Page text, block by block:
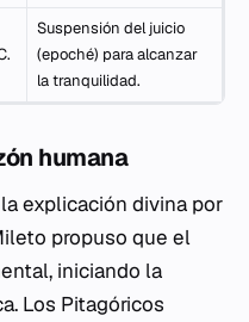
Suspensión del juicio
(epoché) para alcanzar
la tranquilidad.
humana
explicación divina por
propuso que el
iniciando la
Los Pitagóricos